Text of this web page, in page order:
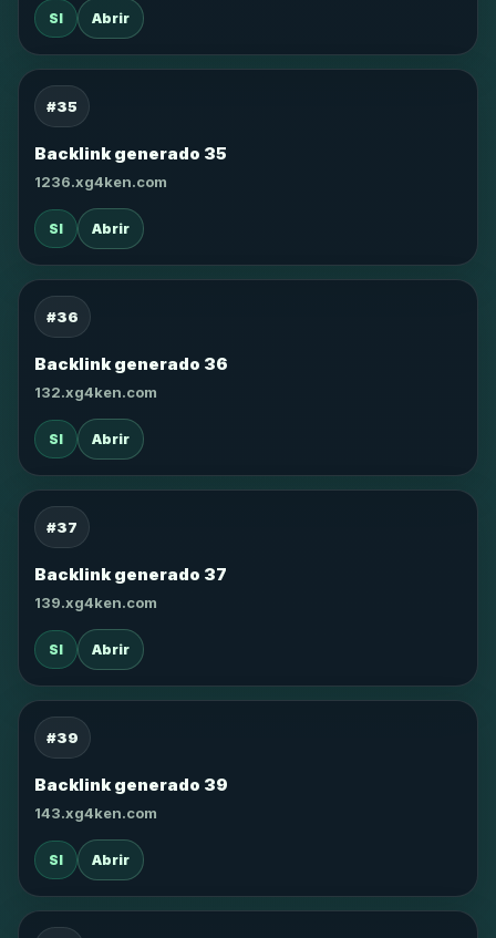
SI Abrir
#35
Backlink generado 35
1236.xg4ken.com
SI Abrir
#36
Backlink generado 36
132.xg4ken.com
SI Abrir
#37
Backlink generado 37
139.xg4ken.com
SI Abrir
#39
Backlink generado 39
143.xg4ken.com
SI Abrir